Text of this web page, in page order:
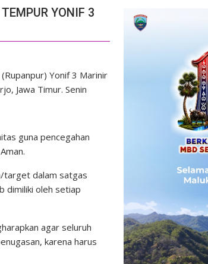
YONIF 3
Yonif 3 Marinir
Jawa Timur. Senin
guna pencegahan
target dalam satgas
dimiliki oleh setiap
agar seluruh
karena harus